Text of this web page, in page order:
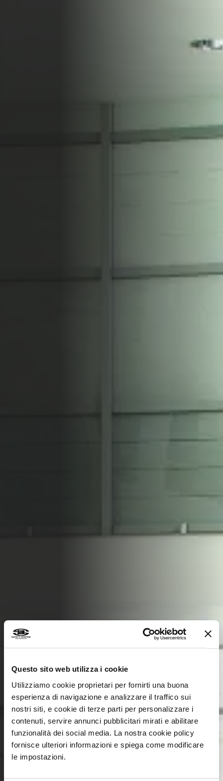
Questo sito web utilizza i cookie
Utilizziamo cookie proprietari per fornirti una buona
esperienza di navigazione e analizzare il traffico sui
nostri siti, e cookie di terze parti per personalizzare i
contenuti, servire annunci pubblicitari mirati e abilitare
funzionalità dei social media. La nostra cookie policy
fornisce ulteriori informazioni e spiega come modificare
le impostazioni.
JOIN THE SIR TEAM
APPLY NOW